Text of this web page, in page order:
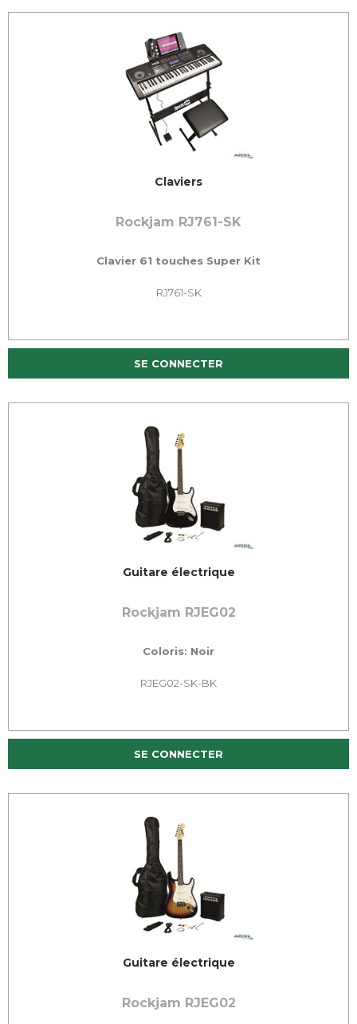
Claviers
Rockjam RJ761-SK
Clavier 61 touches Super Kit
RJ761-SK
SE CONNECTER
Guitare électrique
Rockjam RJEG02
Coloris: Noir
RJEG02-SK-BK
SE CONNECTER
Guitare électrique
Rockjam RJEG02